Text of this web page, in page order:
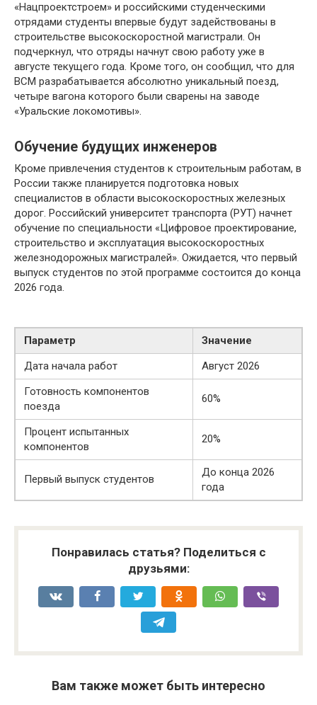
«Нацпроектстроем» и российскими студенческими
отрядами студенты впервые будут задействованы в
строительстве высокоскоростной магистрали. Он
подчеркнул, что отряды начнут свою работу уже в
августе текущего года. Кроме того, он сообщил, что для
ВСМ разрабатывается абсолютно уникальный поезд,
четыре вагона которого были сварены на заводе
«Уральские локомотивы».
Обучение будущих инженеров
Кроме привлечения студентов к строительным работам, в
России также планируется подготовка новых
специалистов в области высокоскоростных железных
дорог. Российский университет транспорта (РУТ) начнет
обучение по специальности «Цифровое проектирование,
строительство и эксплуатация высокоскоростных
железнодорожных магистралей». Ожидается, что первый
выпуск студентов по этой программе состоится до конца
2026 года.
Параметр
Значение
Дата начала работ
Август 2026
Готовность компонентов
поезда
60%
Процент испытанных
компонентов
20%
Первый выпуск студентов
До конца 2026
года
Понравилась статья? Поделиться с
друзьями:
Вам также может быть интересно